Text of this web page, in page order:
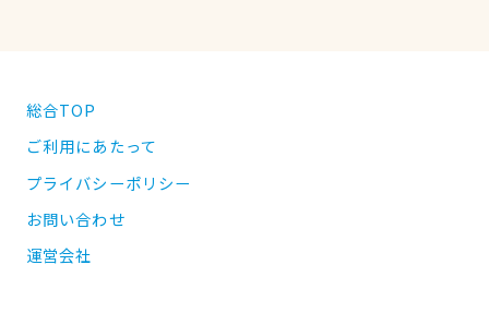
総合TOP
ご利用にあたって
プライバシーポリシー
お問い合わせ
運営会社